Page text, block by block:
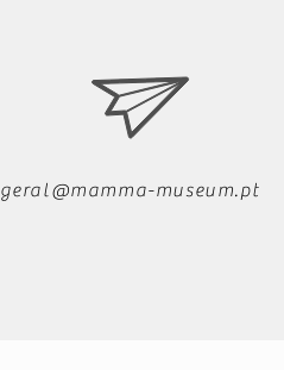
geral@mamma-museum.pt